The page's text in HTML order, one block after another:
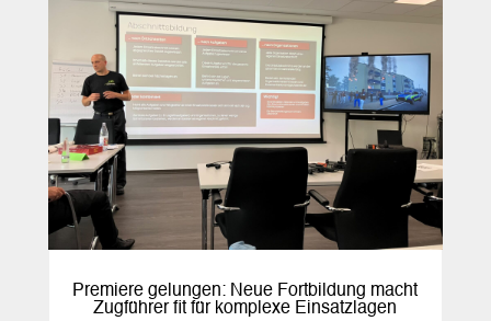
Premiere gelungen: Neue Fortbildung macht
Zugführer fit für komplexe Einsatzlagen